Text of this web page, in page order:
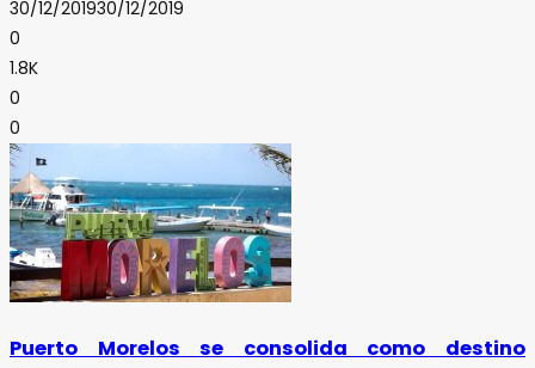
30/12/201930/12/2019
0
1.8K
0
0
Puerto Morelos se consolida como destino